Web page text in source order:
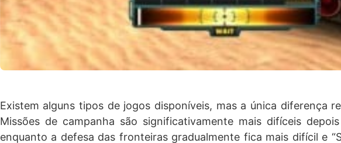
Existem alguns tipos de jogos disponíveis, mas a única diferença
Missões de campanha são significativamente mais difíceis
enquanto a defesa das fronteiras gradualmente fica mais difícil e